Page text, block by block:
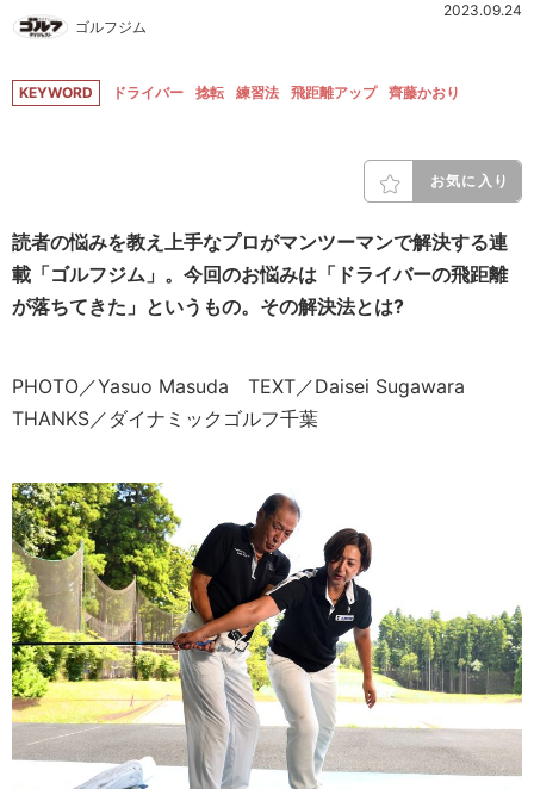
ゴルフジム
2023.09.24
KEYWORD ドライバー 捻転 練習法 飛距離アップ 齊藤かおり
お気に入り
読者の悩みを教え上手なプロがマンツーマンで解決する連
載「ゴルフジム」。今回のお悩みは「ドライバーの飛距離
が落ちてきた」というもの。その解決法とは?
PHOTO／Yasuo Masuda TEXT／Daisei Sugawara
THANKS／ダイナミックゴルフ千葉